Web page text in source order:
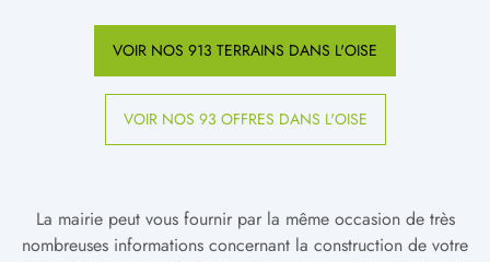
VOIR NOS 913 TERRAINS DANS L'OISE
VOIR NOS 93 OFFRES DANS L'OISE
La mairie peut vous fournir par la même occasion de très
nombreuses informations concernant la construction de votre